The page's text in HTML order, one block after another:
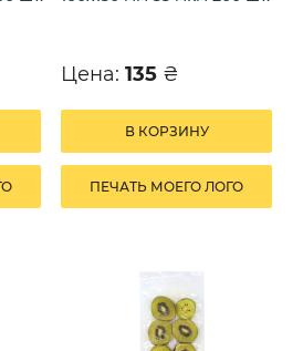
Цена: 135 ₴
В КОРЗИНУ
ПЕЧАТЬ МОЕГО ЛОГО